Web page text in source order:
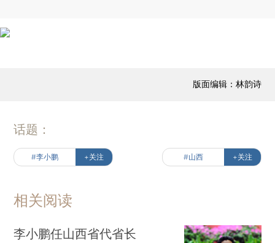
版面编辑：林韵诗
话题：
#李小鹏 +关注 #山西 +关注
相关阅读
李小鹏任山西省代省长